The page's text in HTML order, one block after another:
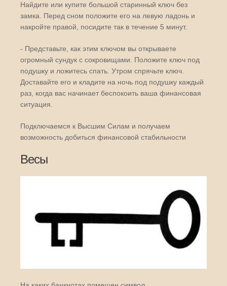
Найдите или купите большой старинный ключ без
замка. Перед сном положите его на левую ладонь и
накройте правой, посидите так в течение 5 минут.
- Представьте, как этим ключом вы открываете
огромный сундук с сокровищами. Положите ключ под
подушку и ложитесь спать. Утром спрячьте ключ.
Доставайте его и кладите на ночь под подушку каждый
раз, когда вас начинает беспокоить ваша финансовая
ситуация.
Подключаемся к Высшим Силам и получаем
возможность добиться финансовой стабильности
Весы